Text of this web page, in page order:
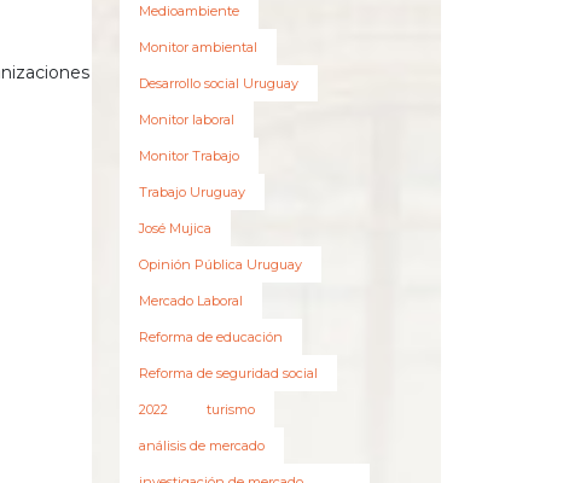
Medioambiente
Monitor ambiental
Desarrollo social Uruguay
Monitor laboral
Monitor Trabajo
Trabajo Uruguay
José Mujica
Opinión Pública Uruguay
Mercado Laboral
Reforma de educación
Reforma de seguridad social
2022 turismo
análisis de mercado